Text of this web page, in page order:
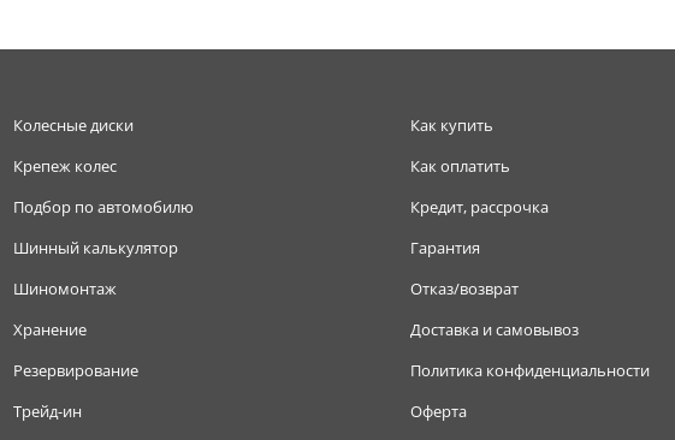
Колесные диски
Крепеж колес
Подбор по автомобилю
Шинный калькулятор
Шиномонтаж
Хранение
Резервирование
Трейд-ин
Как купить
Как оплатить
Кредит, рассрочка
Гарантия
Отказ/возврат
Доставка и самовывоз
Политика конфиденциальности
Оферта